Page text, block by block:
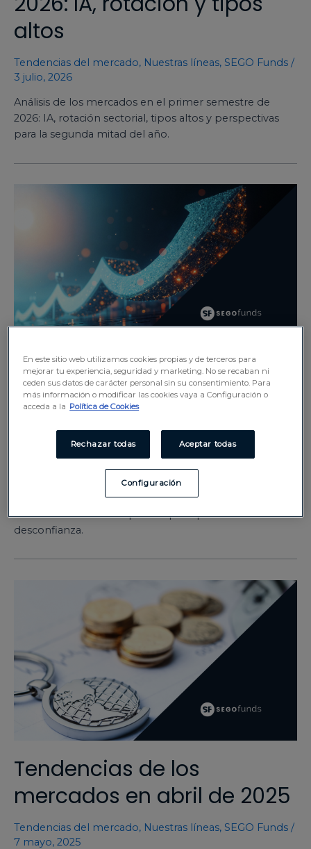
altos
Tendencias del mercado, Nuestras líneas, SEGO Funds /
3 julio, 2026
Análisis de los mercados en el primer semestre de
2026: IA, rotación sectorial, tipos altos y perspectivas
para la segunda mitad del año.
Tendencias de los
mercados en mayo de
2025
Tendencias del mercado,Nuestras líneas,SEGO Funds
Descubre la tendencia de los mercados en mayo de
2025. Los mercados repuntan pero persiste la
desconfianza.
Tendencias de los
mercados en abril de 2025
Tendencias del mercado, Nuestras líneas, SEGO Funds /
7 mayo, 2025
En este sitio web utilizamos cookies propias y de terceros para
mejorar tu experiencia, seguridad y marketing. No se recaban ni
ceden sus datos de carácter personal sin su consentimiento. Para
más información o modificar las cookies vaya a Configuración o
acceda a la Política de Cookies
Rechazar todas Aceptar todas
Configuración